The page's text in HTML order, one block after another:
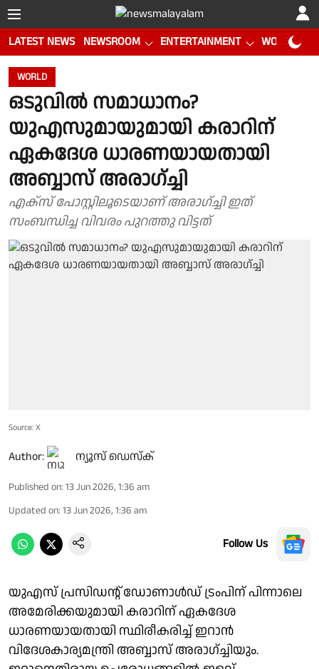
LATEST NEWS NEWSROOM ENTERTAINMENT WORLD CUP
WORLD
ഒടുവിൽ സമാധാനം?
യുഎസുമായുമായി കരാറിന്
ഏകദേശ ധാരണയായതായി
അബ്ബാസ് അരാഗ്ച്ചി
എക്സ് പോസ്റ്റിലൂടെയാണ് അരാഗ്ച്ചി ഇത്
സംബന്ധിച്ച വിവരം പുറത്തു വിട്ടത്
Source: X
Author: ന്യൂസ് ഡെസ്ക്
Published on: 13 Jun 2026, 1:36 am
Updated on: 13 Jun 2026, 1:36 am
Follow Us
യുഎസ് പ്രസിഡൻ്റ് ഡോണാൾഡ് ട്രംപിന് പിന്നാലെ
അമേരിക്കയുമായി കരാറിന് ഏകദേശ
ധാരണയായതായി സ്ഥിരീകരിച്ച് ഇറാൻ
വിദേശകാര്യമന്ത്രി അബ്ബാസ് അരാഗ്ച്ചിയും.